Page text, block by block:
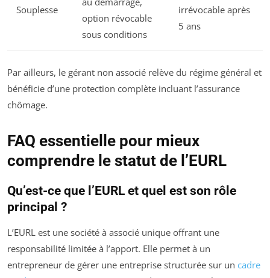
Souplesse
option révocable
sous conditions
irrévocable après
5 ans
Par ailleurs, le gérant non associé relève du régime général et
bénéficie d’une protection complète incluant l’assurance
chômage.
FAQ essentielle pour mieux
comprendre le statut de l’EURL
Qu’est-ce que l’EURL et quel est son rôle
principal ?
L’EURL est une société à associé unique offrant une
responsabilité limitée à l’apport. Elle permet à un
entrepreneur de gérer une entreprise structurée sur un cadre